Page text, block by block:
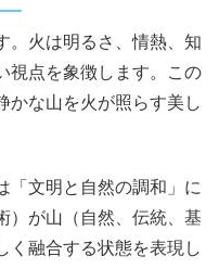
。火は明るさ、情熱、知
視点を象徴します。この
かな山を火が照らす美し
「文明と自然の調和」に
）が山（自然、伝統、基
く融合する状態を表現し